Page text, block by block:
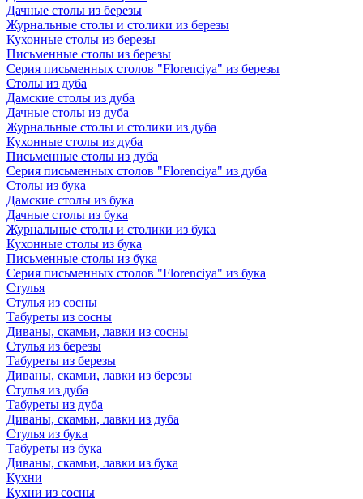
Дачные столы из березы
Журнальные столы и столики из березы
Кухонные столы из березы
Письменные столы из березы
Серия письменных столов "Florenciya" из березы
Столы из дуба
Дамские столы из дуба
Дачные столы из дуба
Журнальные столы и столики из дуба
Кухонные столы из дуба
Письменные столы из дуба
Серия письменных столов "Florenciya" из дуба
Столы из бука
Дамские столы из бука
Дачные столы из бука
Журнальные столы и столики из бука
Кухонные столы из бука
Письменные столы из бука
Серия письменных столов "Florenciya" из бука
Стулья
Стулья из сосны
Табуреты из сосны
Диваны, скамьи, лавки из сосны
Стулья из березы
Табуреты из березы
Диваны, скамьи, лавки из березы
Стулья из дуба
Табуреты из дуба
Диваны, скамьи, лавки из дуба
Стулья из бука
Табуреты из бука
Диваны, скамьи, лавки из бука
Кухни
Кухни из сосны